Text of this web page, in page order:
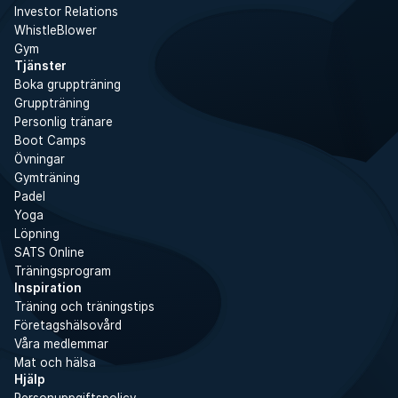
Investor Relations
WhistleBlower
Gym
Tjänster
Boka gruppträning
Gruppträning
Personlig tränare
Boot Camps
Övningar
Gymträning
Padel
Yoga
Löpning
SATS Online
Träningsprogram
Inspiration
Träning och träningstips
Företagshälsovård
Våra medlemmar
Mat och hälsa
Hjälp